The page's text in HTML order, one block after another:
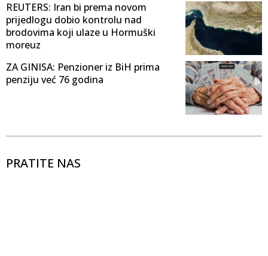
REUTERS: Iran bi prema novom
prijedlogu dobio kontrolu nad
brodovima koji ulaze u Hormuški
moreuz
ZA GINISA: Penzioner iz BiH prima
penziju već 76 godina
PRATITE NAS